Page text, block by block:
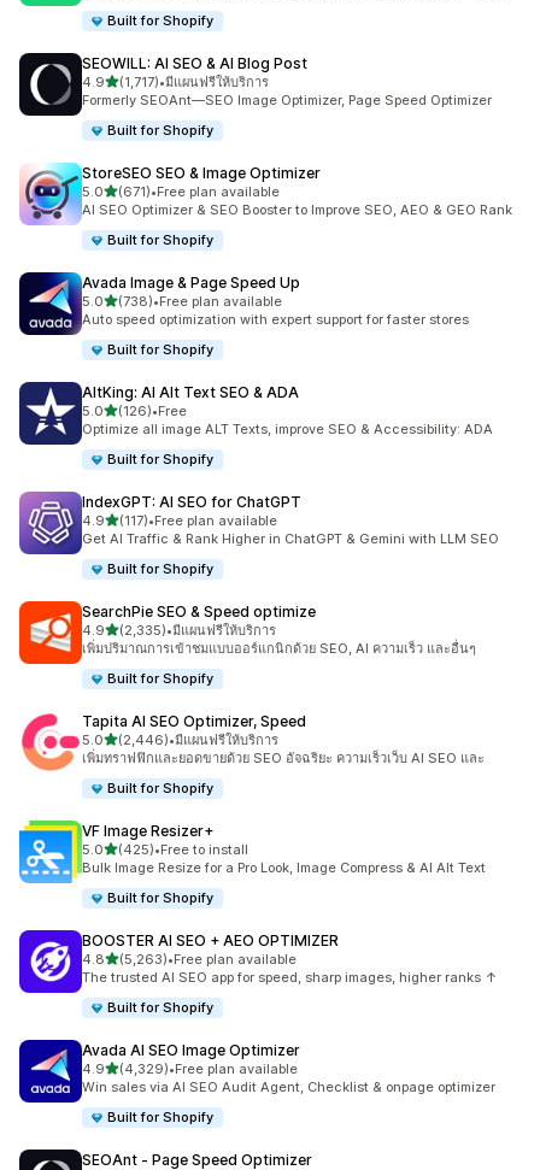
Built for Shopify
SEOWILL: AI SEO & AI Blog Post
4.9เต็ม 5 ดาว
(1,717)
ทั้งหมด 1717 รีวิว
•มีแผนฟรีให้บริการ
Formerly SEOAnt—SEO Image Optimizer, Page Speed Optimizer
Built for Shopify
StoreSEO SEO & Image Optimizer
5.0เต็ม 5 ดาว
(671)
ทั้งหมด 671 รีวิว
•Free plan available
AI SEO Optimizer & SEO Booster to Improve SEO, AEO & GEO Rank
Built for Shopify
Avada Image & Page Speed Up
5.0เต็ม 5 ดาว
(738)
ทั้งหมด 738 รีวิว
•Free plan available
Auto speed optimization with expert support for faster stores
Built for Shopify
AltKing: AI Alt Text SEO & ADA
5.0เต็ม 5 ดาว
(126)
ทั้งหมด 126 รีวิว
•Free
Optimize all image ALT Texts, improve SEO & Accessibility: ADA
Built for Shopify
IndexGPT: AI SEO for ChatGPT
4.9เต็ม 5 ดาว
(117)
ทั้งหมด 117 รีวิว
•Free plan available
Get AI Traffic & Rank Higher in ChatGPT & Gemini with LLM SEO
Built for Shopify
SearchPie SEO & Speed optimize
4.9เต็ม 5 ดาว
(2,335)
ทั้งหมด 2335 รีวิว
•มีแผนฟรีให้บริการ
เพิ่มปริมาณการเข้าชมแบบออร์แกนิกด้วย SEO, AI ความเร็ว และอื่นๆ
Built for Shopify
Tapita AI SEO Optimizer, Speed
5.0เต็ม 5 ดาว
(2,446)
ทั้งหมด 2446 รีวิว
•มีแผนฟรีให้บริการ
เพิ่มทราฟฟิกและยอดขายด้วย SEO อัจฉริยะ ความเร็วเว็บ AI SEO และ
Built for Shopify
VF Image Resizer+
5.0เต็ม 5 ดาว
(425)
ทั้งหมด 425 รีวิว
•Free to install
Bulk Image Resize for a Pro Look, Image Compress & AI Alt Text
Built for Shopify
BOOSTER AI SEO + AEO OPTIMIZER
4.8เต็ม 5 ดาว
(5,263)
ทั้งหมด 5263 รีวิว
•Free plan available
The trusted AI SEO app for speed, sharp images, higher ranks ↑
Built for Shopify
Avada AI SEO Image Optimizer
4.9เต็ม 5 ดาว
(4,329)
ทั้งหมด 4329 รีวิว
•Free plan available
Win sales via AI SEO Audit Agent, Checklist & onpage optimizer
Built for Shopify
SEOAnt ‑ Page Speed Optimizer